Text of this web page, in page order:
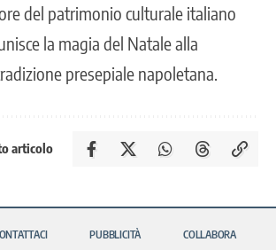
del patrimonio culturale italiano
la magia del Natale alla
presepiale napoletana.
articolo
PUBBLICITÀ COLLABORA